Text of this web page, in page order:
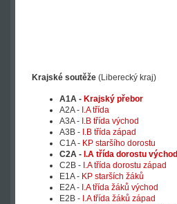
Krajské soutěže (Liberecký kraj)
A1A - Krajský přebor
A2A - I.A třída
A3A - I.B třída východ
A3B - I.B třída západ
C1A - KP staršího dorostu
C2A - I.A třída dorostu východ
C2B - I.A třída dorostu západ
E1A - KP starších žáků
E2A - I.A třída žáků východ
E2B - I.A třída žáků západ